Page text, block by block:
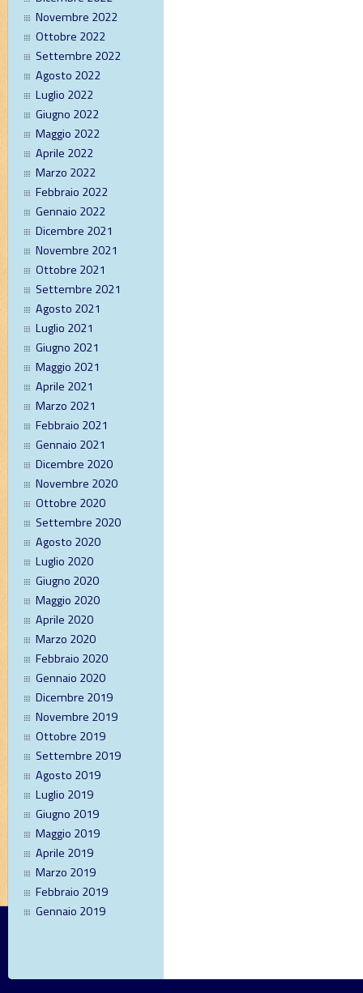
Novembre 2022
Ottobre 2022
Settembre 2022
Agosto 2022
Luglio 2022
Giugno 2022
Maggio 2022
Aprile 2022
Marzo 2022
Febbraio 2022
Gennaio 2022
Dicembre 2021
Novembre 2021
Ottobre 2021
Settembre 2021
Agosto 2021
Luglio 2021
Giugno 2021
Maggio 2021
Aprile 2021
Marzo 2021
Febbraio 2021
Gennaio 2021
Dicembre 2020
Novembre 2020
Ottobre 2020
Settembre 2020
Agosto 2020
Luglio 2020
Giugno 2020
Maggio 2020
Aprile 2020
Marzo 2020
Febbraio 2020
Gennaio 2020
Dicembre 2019
Novembre 2019
Ottobre 2019
Settembre 2019
Agosto 2019
Luglio 2019
Giugno 2019
Maggio 2019
Aprile 2019
Marzo 2019
Febbraio 2019
Gennaio 2019